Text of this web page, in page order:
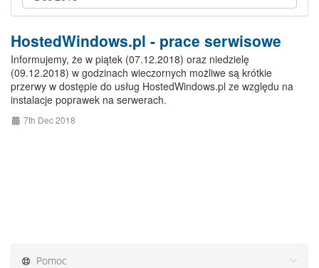
HostedWindows.pl - prace serwisowe
Informujemy, że w piątek (07.12.2018) oraz niedzielę
(09.12.2018) w godzinach wieczornych możliwe są krótkie
przerwy w dostępie do usług HostedWindows.pl ze względu na
instalacje poprawek na serwerach.
7th Dec 2018
Pomoc